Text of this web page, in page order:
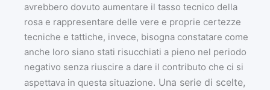
avrebbero dovuto aumentare il tasso tecnico della
rosa e rappresentare delle vere e proprie certezze
tecniche e tattiche, invece, bisogna constatare come
anche loro siano stati risucchiati a pieno nel periodo
negativo senza riuscire a dare il contributo che ci si
aspettava in questa situazione. Una serie di scelte,